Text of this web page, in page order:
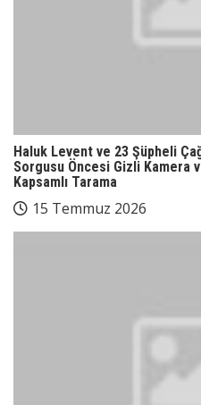
Haluk Levent ve 23 Şüpheli
Sorgusu Öncesi Gizli Kamera
Kapsamlı Tarama
15 Temmuz 2026